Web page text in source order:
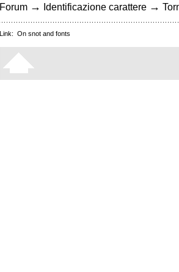
Forum → Identificazione carattere →
Link: On snot and fonts